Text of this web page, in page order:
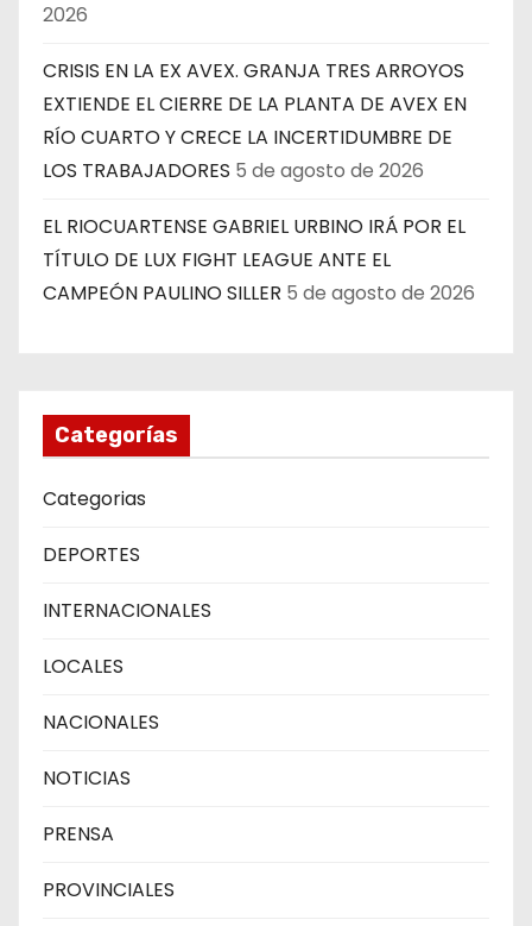
2026
CRISIS EN LA EX AVEX. GRANJA TRES ARROYOS
EXTIENDE EL CIERRE DE LA PLANTA DE AVEX EN
RÍO CUARTO Y CRECE LA INCERTIDUMBRE DE
LOS TRABAJADORES 5 de agosto de 2026
EL RIOCUARTENSE GABRIEL URBINO IRÁ POR EL
TÍTULO DE LUX FIGHT LEAGUE ANTE EL
CAMPEÓN PAULINO SILLER 5 de agosto de 2026
Categorías
Categorias
DEPORTES
INTERNACIONALES
LOCALES
NACIONALES
NOTICIAS
PRENSA
PROVINCIALES